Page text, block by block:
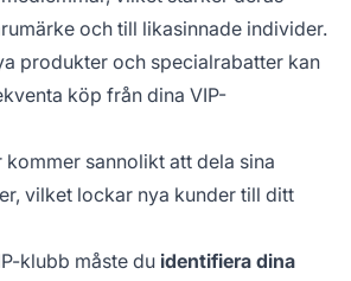
och till likasinnade individer.
produkter och specialrabatter kan
köp från dina VIP-
sannolikt att dela sina
vilket lockar nya kunder till ditt
klubb måste du identifiera dina